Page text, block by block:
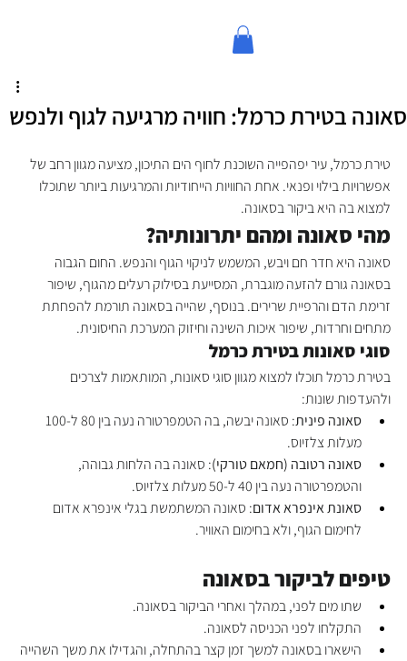
סאונה בטירת כרמל: חוויה מרגיעה לגוף ולנפש
טירת כרמל, עיר יפהפייה השוכנת לחוף הים התיכון, מציעה מגוון רחב של
אפשרויות בילוי ופנאי. אחת החוויות הייחודיות והמרגיעות ביותר שתוכלו
למצוא בה היא ביקור בסאונה.
מהי סאונה ומהם יתרונותיה?
סאונה היא חדר חם ויבש, המשמש לניקוי הגוף והנפש. החום הגבוה
בסאונה גורם להזעה מוגברת, המסייעת בסילוק רעלים מהגוף, שיפור
זרימת הדם והרפיית שרירים. בנוסף, שהייה בסאונה תורמת להפחתת
מתחים וחרדות, שיפור איכות השינה וחיזוק המערכת החיסונית.
סוגי סאונות בטירת כרמל
בטירת כרמל תוכלו למצוא מגוון סוגי סאונות, המותאמות לצרכים
ולהעדפות שונות:
סאונה פינית
מעלות צלזיוס.
סאונה רטובה (חמאם טורקי): סאונה בה הלחות גבוהה,
והטמפרטורה נעה בין 40 ל-50 מעלות צלזיוס.
סאונת אינפרא אדום: סאונה המשתמשת בגלי אינפרא אדום
לחימום הגוף, ולא בחימום האוויר.
טיפים לביקור בסאונה
שתו מים לפני, במהלך ואחרי הביקור בסאונה.
התקלחו לפני הכניסה לסאונה.
הישארו בסאונה למשך זמן קצר בהתחלה, והגדילו את משך השהייה